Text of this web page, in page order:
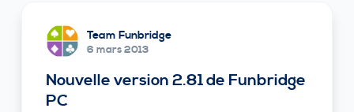
Team Funbridge
6 mars 2013
Nouvelle version 2.81 de Funbridge
PC